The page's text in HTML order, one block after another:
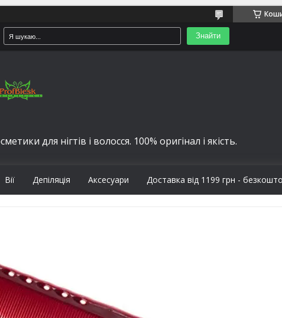
Знайти
для нігтів і волосся. 100% оригінал і якість.
Вії Депіляція Аксесуари Доставка від 1199 грн -